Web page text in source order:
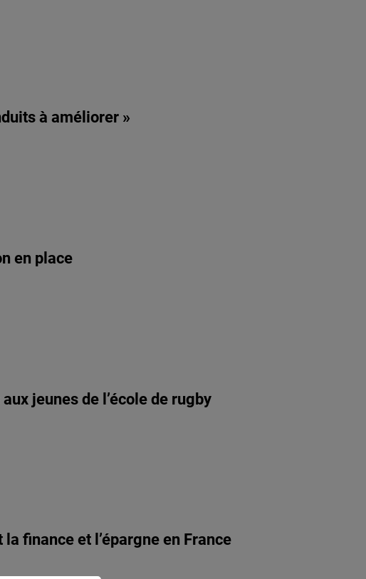
à améliorer »
en place
jeunes de l’école de rugby
finance et l’épargne en France